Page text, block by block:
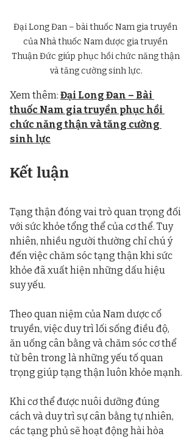
Đại Long Đan – bài thuốc Nam gia truyền
của Nhà thuốc Nam dược gia truyền
Thuận Đức giúp phục hồi chức năng thận
và tăng cường sinh lực.
Xem thêm: Đại Long Đan – Bài
thuốc Nam gia truyền phục hồi
chức năng thận và tăng cường
sinh lực
Kết luận
Tạng thận đóng vai trò quan trọng đối
với sức khỏe tổng thể của cơ thể. Tuy
nhiên, nhiều người thường chỉ chú ý
đến việc chăm sóc tạng thận khi sức
khỏe đã xuất hiện những dấu hiệu
suy yếu.
Theo quan niệm của Nam dược cổ
truyền, việc duy trì lối sống điều độ,
ăn uống cân bằng và chăm sóc cơ thể
từ bên trong là những yếu tố quan
trọng giúp tạng thận luôn khỏe mạnh.
Khi cơ thể được nuôi dưỡng đúng
cách và duy trì sự cân bằng tự nhiên,
các tạng phủ sẽ hoạt động hài hòa